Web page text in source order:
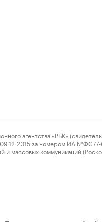
«РБК»
за номером ИА №ФС77-
и массовых коммуникаций